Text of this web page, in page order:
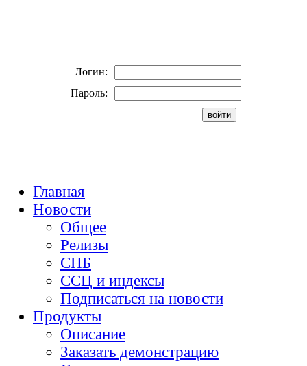
Логин:
Пароль:
Главная
Новости
Общее
Релизы
СНБ
ССЦ и индексы
Подписаться на новости
Продукты
Описание
Заказать демонстрацию